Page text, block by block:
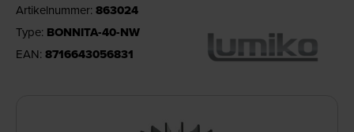
Artikelnummer: 863024
Type: BONNITA-40-NW
EAN: 8716643056831